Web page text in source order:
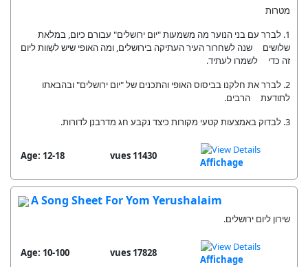
מטרות
1. לברר עם בני הנוער מה משמעות "יום ירושלים" עבורם כיום, במלאת
שלושים שנה לשחרור העיר העתיקה בירושלים, ומה האופי שיש לשַוות ליום
זה כדי לשמרו לעתיד.
2. לברר את חלקנו בביסוס האופי והתכנים של "יום ירושלים" ובהבאתו
לתודעת הרבים.
3. לבדוק באמצעות קטעי מקורות כיצד נקבע חג מדרבנן לדורות.
Age: 12-18 11430 vues
Affichage
A Song Sheet For Yom Yerushalaim
שירון ליום ירושלים.
Age: 10-100 17828 vues
Affichage